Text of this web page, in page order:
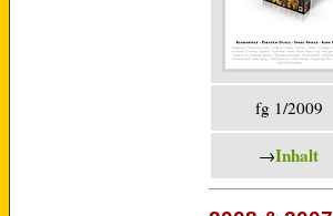
fg 1/2009
→Inhalt